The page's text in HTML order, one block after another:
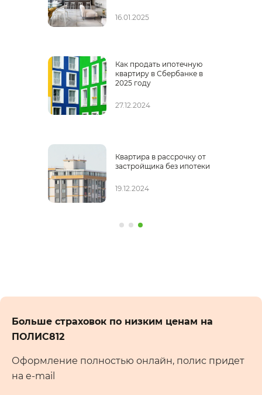
16.01.2025
Как продать ипотечную
квартиру в Сбербанке в
2025 году
27.12.2024
Квартира в рассрочку от
застройщика без ипотеки
19.12.2024
Больше страховок по низким ценам на
ПОЛИС812
Оформление полностью онлайн, полис придет
на e-mail